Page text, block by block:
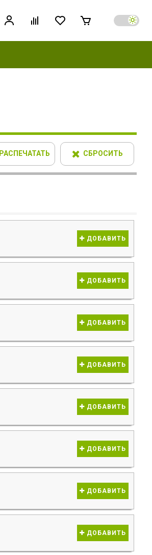
РАСПЕЧАТАТЬ СБРОСИТЬ
ДОБАВИТЬ
ДОБАВИТЬ
ДОБАВИТЬ
ДОБАВИТЬ
ДОБАВИТЬ
ДОБАВИТЬ
ДОБАВИТЬ
ДОБАВИТЬ